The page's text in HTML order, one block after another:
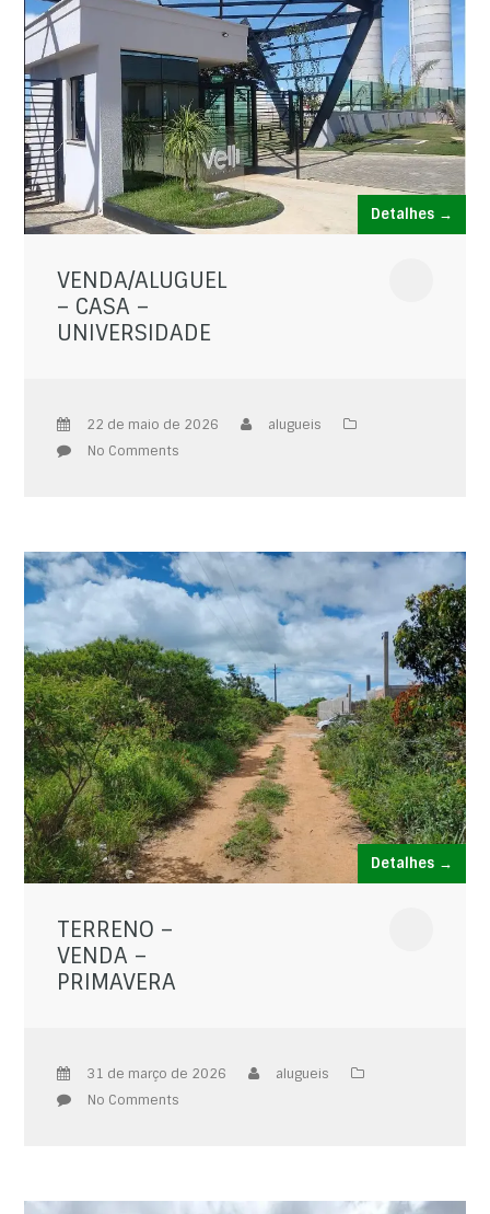
Detalhes →
VENDA/ALUGUEL
– CASA –
UNIVERSIDADE
22 de maio de 2026
alugueis
No Comments
Detalhes →
TERRENO –
VENDA –
PRIMAVERA
31 de março de 2026
alugueis
No Comments